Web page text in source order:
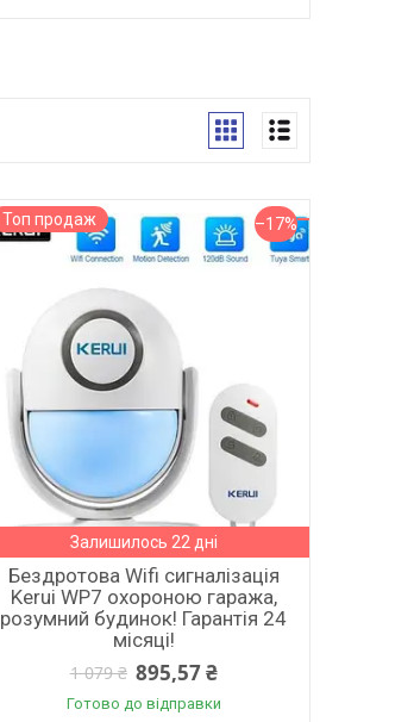
Топ продаж –17%
Залишилось 22 дні
Бездротова Wifi сигналізація
Kerui WP7 охороною гаража,
розумний будинок! Гарантія 24
місяці!
1 079 ₴ 895,57 ₴
Готово до відправки